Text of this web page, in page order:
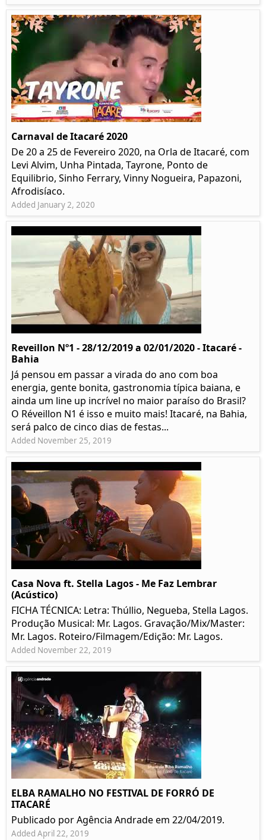
Carnaval de Itacaré 2020
De 20 a 25 de Fevereiro 2020, na Orla de Itacaré, com
Levi Alvim, Unha Pintada, Tayrone, Ponto de
Equilibrio, Sinho Ferrary, Vinny Nogueira, Papazoni,
Afrodisíaco.
Added January 2, 2020
Reveillon Nº1 - 28/12/2019 a 02/01/2020 - Itacaré -
Bahia
Já pensou em passar a virada do ano com boa
energia, gente bonita, gastronomia típica baiana, e
ainda um line up incrível no maior paraíso do Brasil?
O Réveillon N1 é isso e muito mais! Itacaré, na Bahia,
será palco de cinco dias de festas...
Added November 25, 2019
Casa Nova ft. Stella Lagos - Me Faz Lembrar
(Acústico)
FICHA TÉCNICA: Letra: Thúllio, Negueba, Stella Lagos.
Produção Musical: Mr. Lagos. Gravação/Mix/Master:
Mr. Lagos. Roteiro/Filmagem/Edição: Mr. Lagos.
Added November 22, 2019
ELBA RAMALHO NO FESTIVAL DE FORRÓ DE
ITACARÉ
Publicado por Agência Andrade em 22/04/2019.
Added April 22, 2019